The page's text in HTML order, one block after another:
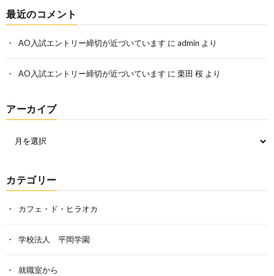
最近のコメント
AO入試エントリー締切が近づいています に admin より
AO入試エントリー締切が近づいています に 栗田 桜 より
アーカイブ
カテゴリー
カフェ・ド・ヒラオカ
学校法人 平岡学園
就職室から